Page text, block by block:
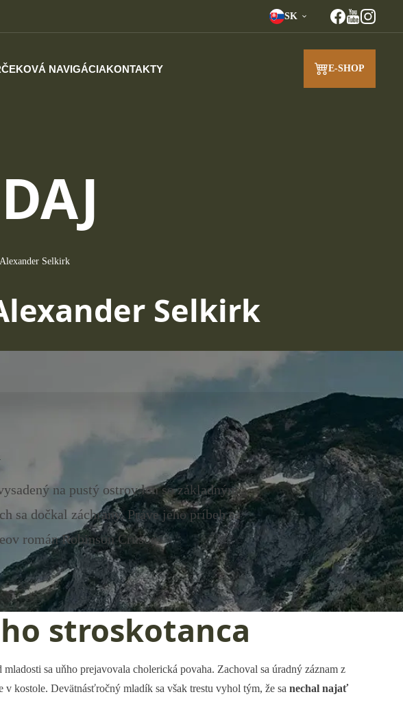
SK
NAVIGÁCIAKONTAKTY E-SHOP
Selkirk
Selkirk
na pustý ostrov len so základným
sa dočkal záchrany. Práve jeho príbeh sa
román Robinson Crusoe.
stroskotanca
sa uňho prejavovala cholerická povaha. Zachoval sa úradný záznam z
kostole. Devätnásťročný mladík sa však trestu vyhol tým, že sa nechal najať